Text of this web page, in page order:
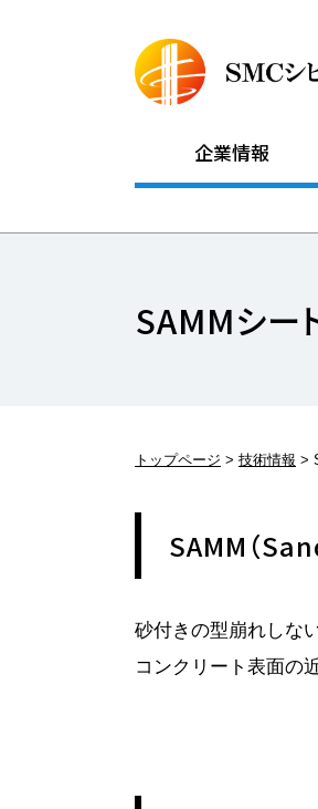
企業情報
SAMMシー
トップページ 技術情報
SAMM（
砂付きの型崩れしな
コンクリート表面の